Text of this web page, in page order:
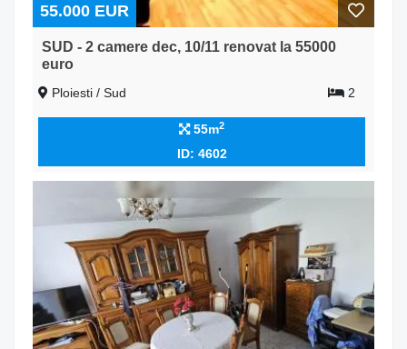
55.000 EUR
SUD - 2 camere dec, 10/11 renovat la 55000
euro
Ploiesti / Sud 2
55m2
ID: 4602